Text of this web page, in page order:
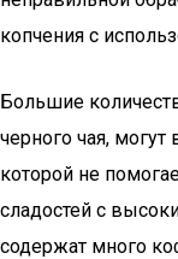
копчения с
Большие
черного чая,
которой не
сладостей с
содержат много